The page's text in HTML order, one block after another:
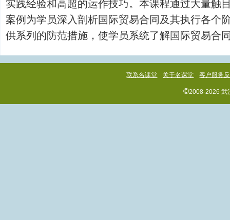
实践经验和高超的运作技巧。本课程通过大量触
案例为学员深入剖析国际贸易合同及其执行各个
供系列的防范措施，使学员系统了解国际贸易合
联系名课堂 关于名课堂 客户服务
©2008-2026 武